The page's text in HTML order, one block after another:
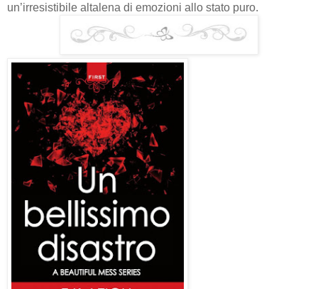
un’irresistibile altalena di emozioni allo stato puro.